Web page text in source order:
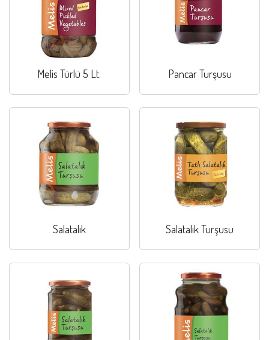
Melis Türlü 5 Lt. Pancar Turşusu
Salatalık Salatalık Turşusu